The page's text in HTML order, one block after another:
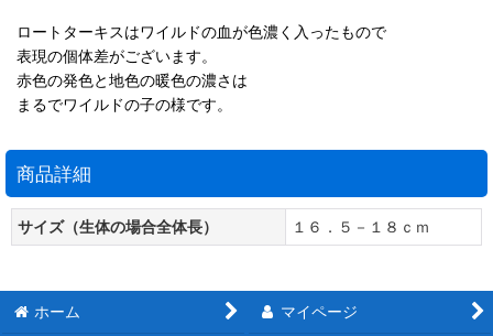
ロートターキスはワイルドの血が色濃く入ったもので
表現の個体差がございます。
赤色の発色と地色の暖色の濃さは
まるでワイルドの子の様です。
商品詳細
サイズ（生体の場合全体長） １６．５－１８ｃｍ
ホーム マイページ